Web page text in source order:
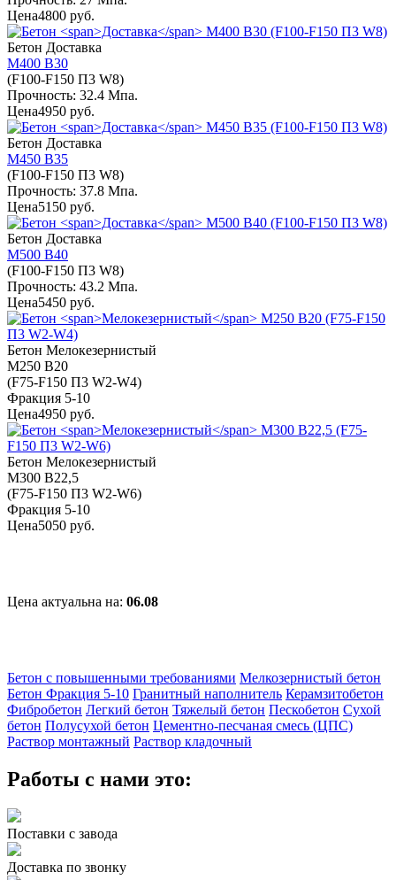
Цена4800 руб.
Бетон Доставка
М400 В30
(F100-F150 П3 W8)
Прочность: 32.4 Мпа.
Цена4950 руб.
Бетон Доставка
М450 В35
(F100-F150 П3 W8)
Прочность: 37.8 Мпа.
Цена5150 руб.
Бетон Доставка
М500 В40
(F100-F150 П3 W8)
Прочность: 43.2 Мпа.
Цена5450 руб.
Бетон Мелокезернистый
М250 В20
(F75-F150 П3 W2-W4)
Фракция 5-10
Цена4950 руб.
Бетон Мелокезернистый
М300 В22,5
(F75-F150 П3 W2-W6)
Фракция 5-10
Цена5050 руб.
Цена актуальна на: 06.08
Бетон с повышенными требованиями Мелкозернистый бетон
Бетон Фракция 5-10 Гранитный наполнитель Керамзитобетон
Фибробетон Легкий бетон Тяжелый бетон Пескобетон Cухой
бетон Полусухой бетон Цементно-песчаная смесь (ЦПС)
Раствор монтажный Раствор кладочный
Работы с нами это:
Поставки с завода
Доставка по звонку